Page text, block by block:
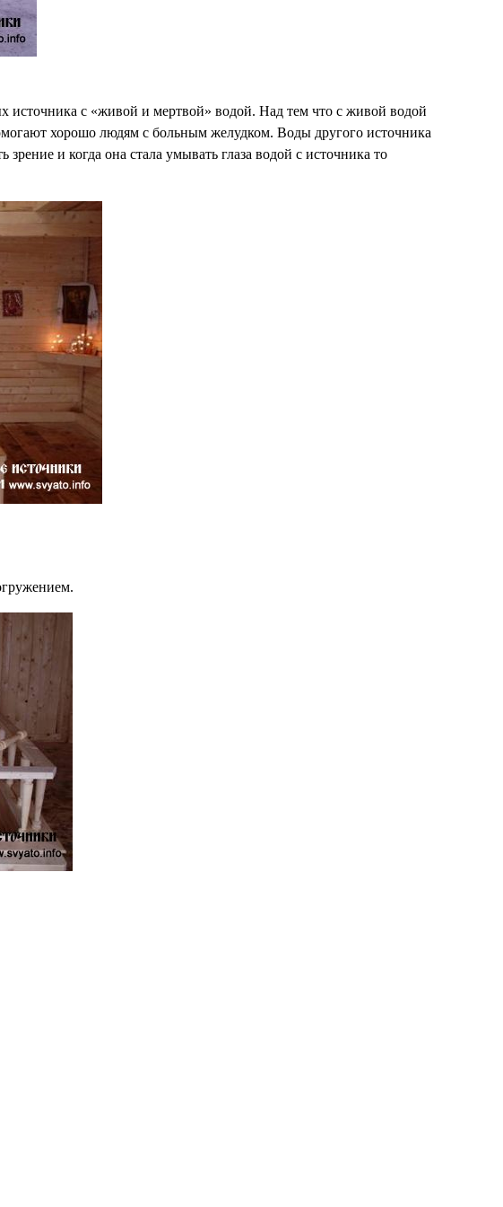
источника с «живой и мертвой» водой. Над тем что с живой водой
хорошо людям с больным желудком. Воды другого источника
и когда она стала умывать глаза водой с источника то